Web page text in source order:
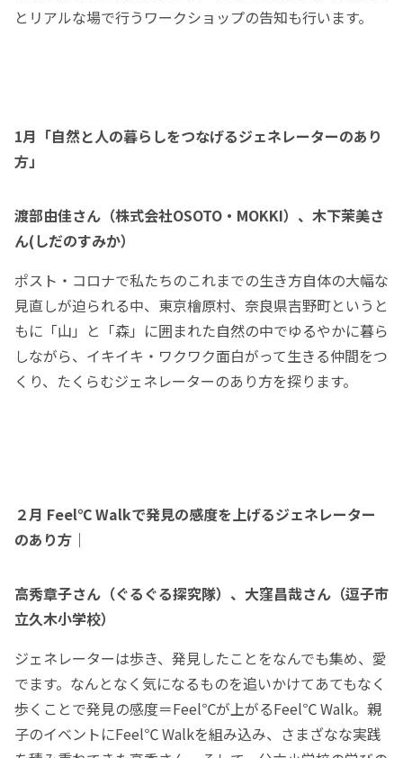
とリアルな場で行うワークショップの告知も行います。
1月「自然と人の暮らしをつなげるジェネレーターのあり
方」
渡部由佳さん（株式会社OSOTO・MOKKI）、木下茉美さ
ん(しだのすみか）
ポスト・コロナで私たちのこれまでの生き方自体の大幅な
見直しが迫られる中、東京檜原村、奈良県吉野町というと
もに「山」と「森」に囲まれた自然の中でゆるやかに暮ら
しながら、イキイキ・ワクワク面白がって生きる仲間をつ
くり、たくらむジェネレーターのあり方を探ります。
２月 Feel℃ Walkで発見の感度を上げるジェネレーター
のあり方｜
高秀章子さん（ぐるぐる探究隊）、大窪昌哉さん（逗子市
立久木小学校）
ジェネレーターは歩き、発見したことをなんでも集め、愛
でます。なんとなく気になるものを追いかけてあてもなく
歩くことで発見の感度＝Feel℃が上がるFeel℃ Walk。親
子のイベントにFeel℃ Walkを組み込み、さまざなな実践